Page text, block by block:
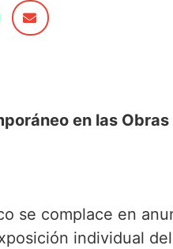
en las
se complace en
individual